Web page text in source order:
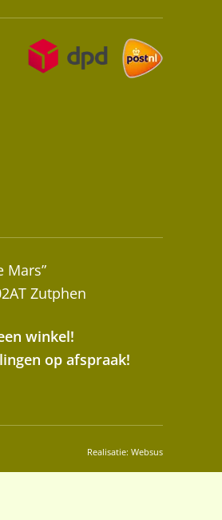
Mars”
Zutphen
winkel!
op afspraak!
Realisatie:Websus